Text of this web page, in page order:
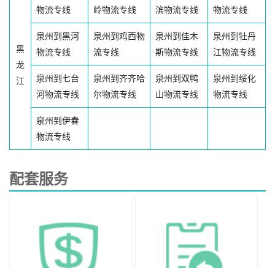
黑
龙
江
物流专线
岭物流专线
滨物流专线
物流专线
泉州到黑河
物流专线
泉州到鸡西物
流专线
泉州到佳木
斯物流专线
泉州到牡丹
江物流专线
泉州到七台
河物流专线
泉州到齐齐哈
尔物流专线
泉州到双鸭
山物流专线
泉州到绥化
物流专线
泉州到伊春
物流专线
配套服务